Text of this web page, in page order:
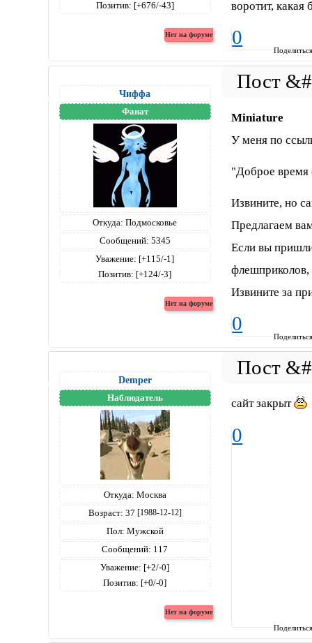
Позитив: [+676/-43]
воротит,
0
Чиффа
Фанат
Откуда: Подмосковье
Сообщений: 5345
Уважение: [+115/-1]
Позитив: [+124/-3]
Miniature
У меня по
"Доброе время
Извините, но
Предлагаем
Если вы
флешприколов,
Извините за
0
Demper
Наблюдатель
Откуда: Москва
Возраст: 37 [1988-12-12]
Пол: Мужской
Сообщений: 117
Уважение: [+2/-0]
Позитив: [+0/-0]
сайт закрыт
0